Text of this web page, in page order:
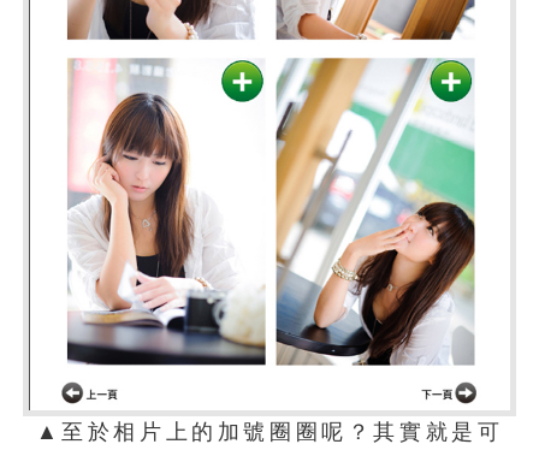
▲至於相片上的加號圈圈呢？其實就是可